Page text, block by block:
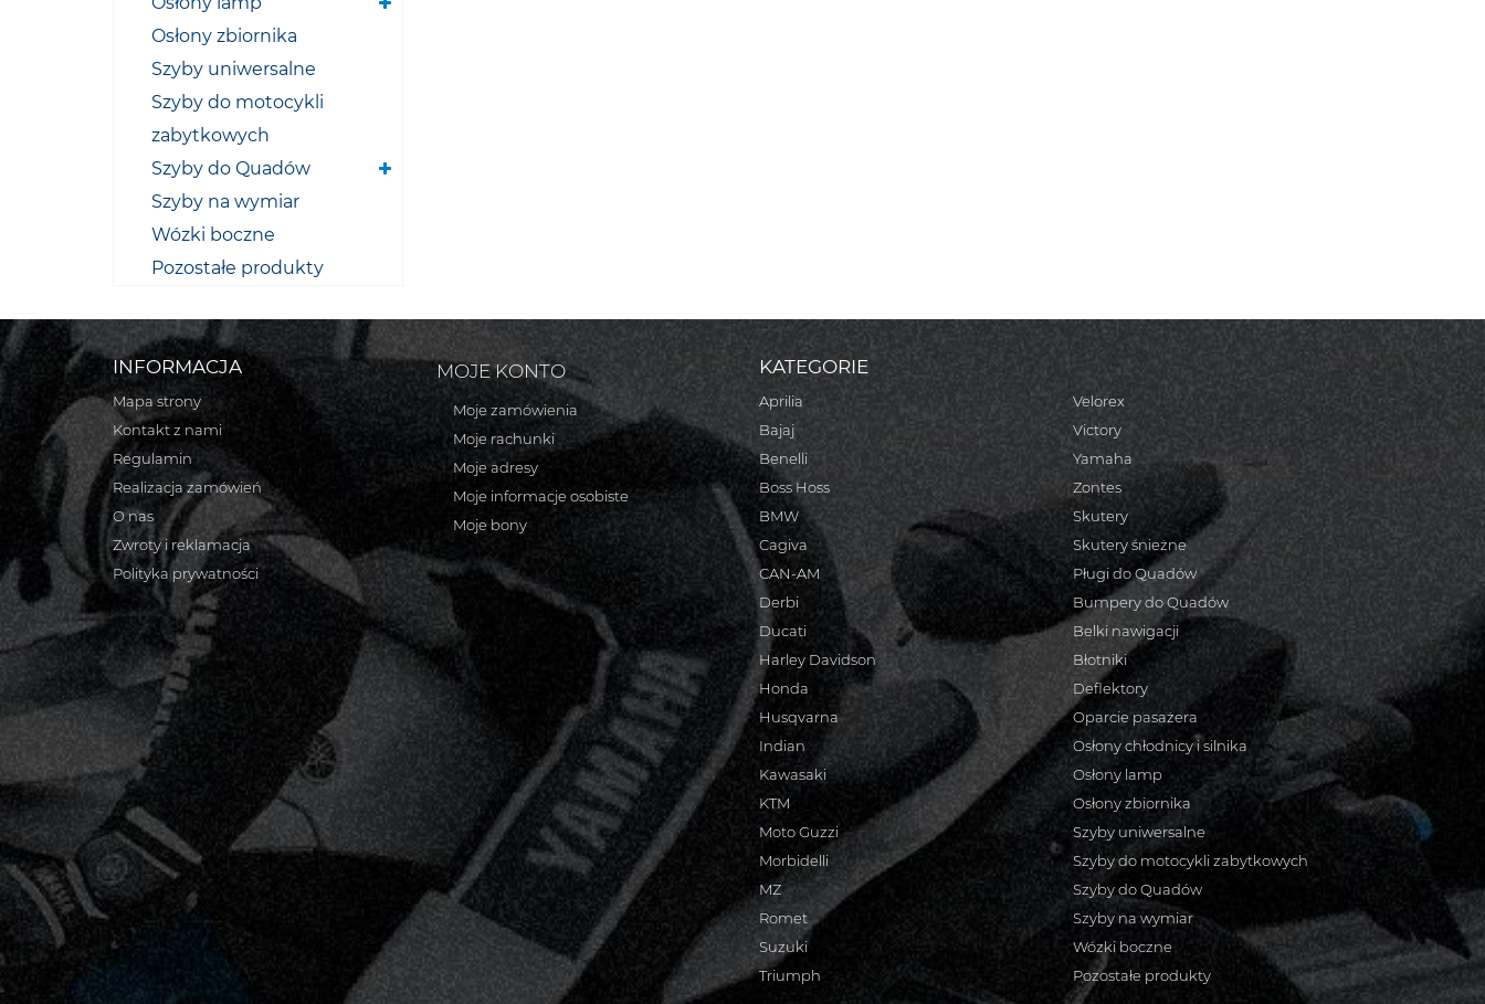
Osłony zbiornika
Szyby uniwersalne
Szyby do motocykli
zabytkowych
Szyby do Quadów
Szyby na wymiar
Wózki boczne
Pozostałe produkty
INFORMACJA
Mapa strony
Kontakt z nami
Regulamin
Realizacja zamówień
O nas
Zwroty i reklamacja
Polityka prywatności
MOJE KONTO
Moje zamówienia
Moje rachunki
Moje adresy
Moje informacje osobiste
Moje bony
KATEGORIE
Aprilia
Bajaj
Benelli
Boss Hoss
BMW
Cagiva
CAN-AM
Derbi
Ducati
Harley Davidson
Honda
Husqvarna
Indian
Kawasaki
KTM
Moto Guzzi
Morbidelli
MZ
Romet
Suzuki
Triumph
Velorex
Victory
Yamaha
Zontes
Skutery
Skutery śnieżne
Pługi do Quadów
Bumpery do Quadów
Belki nawigacji
Błotniki
Deflektory
Oparcie pasażera
Osłony chłodnicy i silnika
Osłony lamp
Osłony zbiornika
Szyby uniwersalne
Szyby do motocykli zabytkowych
Szyby do Quadów
Szyby na wymiar
Wózki boczne
Pozostałe produkty